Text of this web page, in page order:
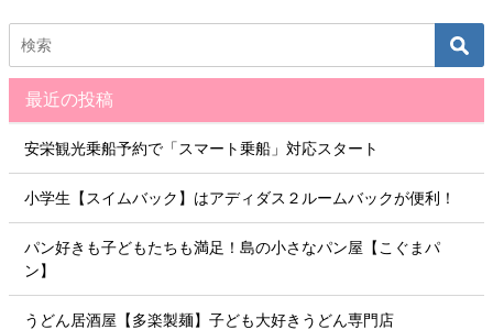
最近の投稿
安栄観光乗船予約で「スマート乗船」対応スタート
小学生【スイムバック】はアディダス２ルームバックが便利！
パン好きも子どもたちも満足！島の小さなパン屋【こぐまパ
ン】
うどん居酒屋【多楽製麺】子ども大好きうどん専門店